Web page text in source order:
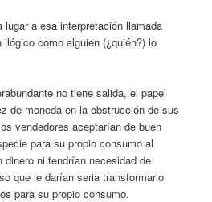
a esa interpretación llamada
ilógico como alguien (¿quién?) lo
no tiene salida, el papel
de moneda en la obstrucción de sus
vendedores aceptarían de buen
para su propio consumo al
ni tendrían necesidad de
que le darían seria transformarlo
para su propio consumo.